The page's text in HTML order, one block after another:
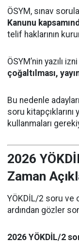
ÖSYM, sınav
Kanunu
telif haklarının
ÖSYM’nin yazılı
çoğaltılması,
Bu nedenle
soru
kullanmaları
2026
Zaman
YÖKDİL/2 soru ve
ardından gözler
2026 YÖKDİL/2